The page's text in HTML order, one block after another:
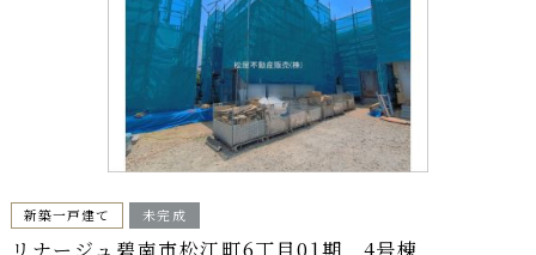
新築一戸建て 未完成